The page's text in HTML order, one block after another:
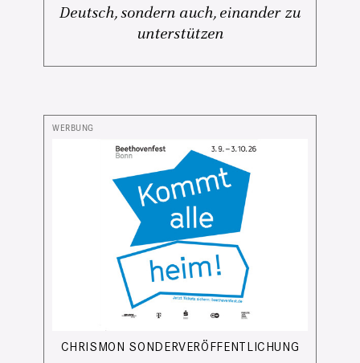
Deutsch, sondern auch, einander zu
unterstützen
CHRISMON SONDERVERÖFFENTLICHUNG